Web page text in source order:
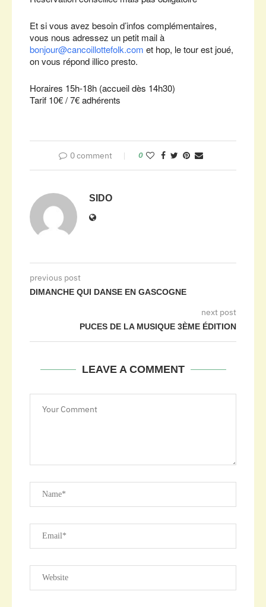
Et si vous avez besoin d’infos complémentaires,
vous nous adressez un petit mail à
bonjour@cancoillottefolk.com et hop, le tour est joué,
on vous répond illico presto.
Horaires 15h-18h (accueil dès 14h30)
Tarif 10€ / 7€ adhérents
0 comment 0
SIDO
previous post
DIMANCHE QUI DANSE EN GASCOGNE
next post
PUCES DE LA MUSIQUE 3ÈME ÉDITION
LEAVE A COMMENT